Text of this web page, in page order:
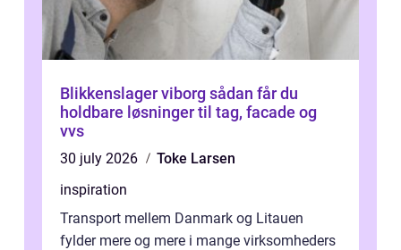
Blikkenslager viborg sådan får du
holdbare løsninger til tag, facade og
vvs
30 july 2026
Toke Larsen
inspiration
Transport mellem Danmark og Litauen
fylder mere og mere i mange virksomheders